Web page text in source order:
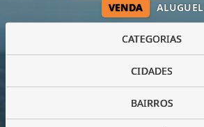
VENDA ALUGUEL
CATEGORIAS
CIDADES
BAIRROS